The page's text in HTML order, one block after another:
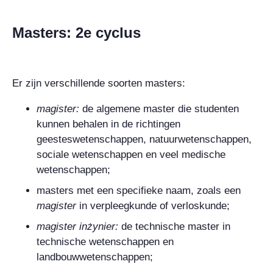
Masters: 2e cyclus
Er zijn verschillende soorten masters:
magister: de algemene master die studenten
kunnen behalen in de richtingen
geesteswetenschappen, natuurwetenschappen,
sociale wetenschappen en veel medische
wetenschappen;
masters met een specifieke naam, zoals een
magister in verpleegkunde of verloskunde;
magister inżynier: de technische master in
technische wetenschappen en
landbouwwetenschappen;